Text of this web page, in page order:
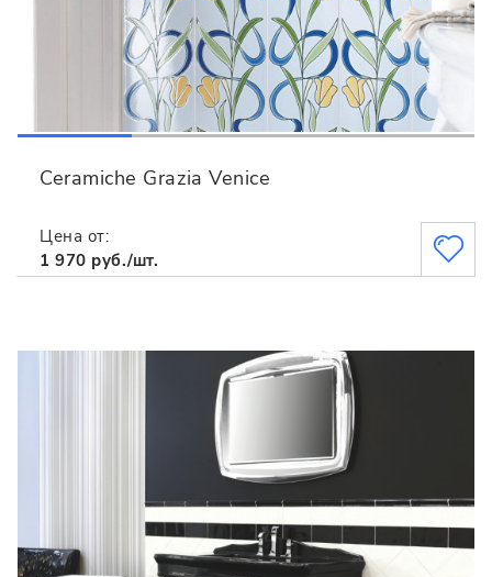
Ceramiche Grazia Venice
Цена от:
1 970 руб./шт.